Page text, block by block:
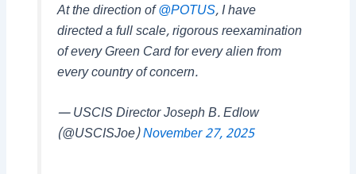
At the direction of@POTUS, I have
directed a full scale, rigorous reexamination
of every Green Card for every alien from
every country of concern.
— USCIS Director Joseph B. Edlow
(@USCISJoe)November 27, 2025